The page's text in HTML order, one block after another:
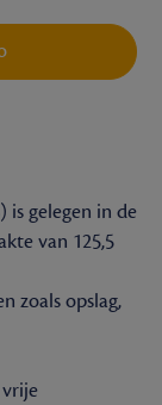
gelegen in de
van 125,5
zoals opslag,